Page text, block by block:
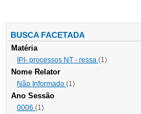
BUSCA FACETADA
Matéria
IPI- processos NT - ressa (1)
Nome Relator
Não Informado (1)
Ano Sessão
0006 (1)